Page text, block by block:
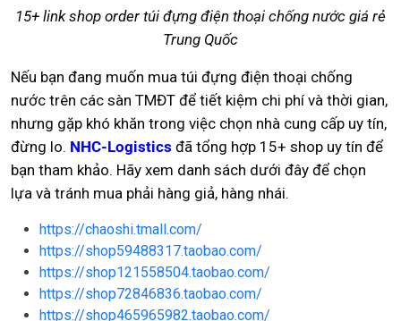
15+ link shop order túi đựng điện thoại chống nước giá rẻ
Trung Quốc
Nếu bạn đang muốn mua túi đựng điện thoại chống
nước trên các sàn TMĐT để tiết kiệm chi phí và thời gian,
nhưng gặp khó khăn trong việc chọn nhà cung cấp uy tín,
đừng lo. NHC-Logistics đã tổng hợp 15+ shop uy tín để
bạn tham khảo. Hãy xem danh sách dưới đây để chọn
lựa và tránh mua phải hàng giả, hàng nhái.
https://chaoshi.tmall.com/
https://shop59488317.taobao.com/
https://shop121558504.taobao.com/
https://shop72846836.taobao.com/
https://shop465965982.taobao.com/